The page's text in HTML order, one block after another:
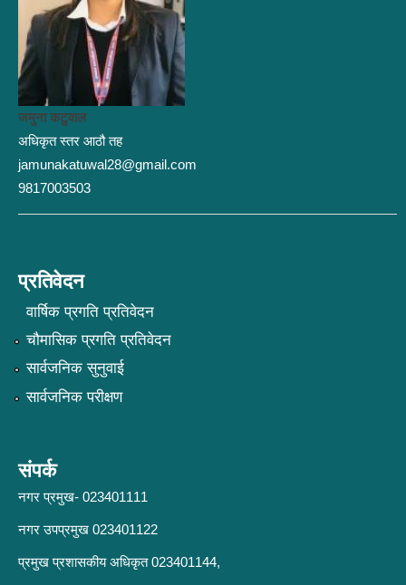
जमुना कटुवाल
अधिकृत स्तर आठौ तह
jamunakatuwal28@gmail.com
9817003503
प्रतिवेदन
वार्षिक प्रगति प्रतिवेदन
चौमासिक प्रगति प्रतिवेदन
सार्वजनिक सुनुवाई
सार्वजनिक परीक्षण
संपर्क
नगर प्रमुख- 023401111
नगर उपप्रमुख 023401122
प्रमुख प्रशासकीय अधिकृत 023401144,